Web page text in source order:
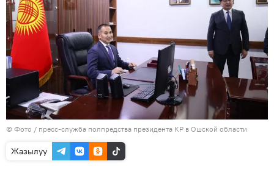
© Фото / пресс-служба полпредства президента КР в Ошской области
Жазылуу